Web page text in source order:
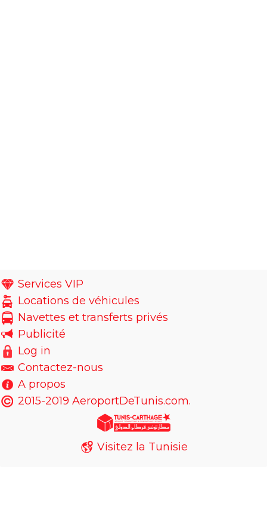
Services VIP
Locations de véhicules
Navettes et transferts privés
Publicité
Log in
Contactez-nous
A propos
2015-2019 AeroportDeTunis.com.
Visitez la Tunisie